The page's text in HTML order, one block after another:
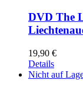
DVD The
19,90 €
Details
Nicht auf